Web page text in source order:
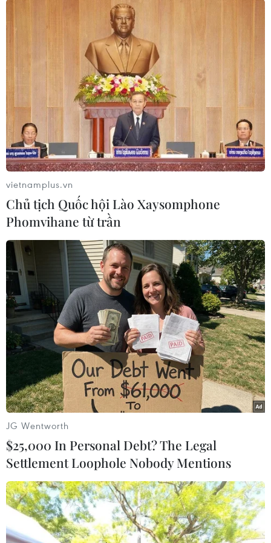
trong cộng đồng; trong đó nhiều nhất là thành
phố Tuy Hòa với 25 ca, huyện Sơn Hòa có 11 ca,
thị xã Đông Hòa là 2 ca./.
(TTXVN/Vietnam+)
#COVID-19
#Sở chỉ huy tiền phương phòng
#chống dịch COVID-19
#Bệnh viện dã chiến
#dương tính với SARS-CoV-2
#Phú Yên
Đắk Lắk
Phú Yên
Theo dõi VietnamPlus
TIN LIÊN QUAN
vietnamplus.vn
Chủ tịch Quốc hội Lào Xaysomphone
Phomvihane từ trần
JG Wentworth
$25,000 In Personal Debt? The Legal
Settlement Loophole Nobody Mentions